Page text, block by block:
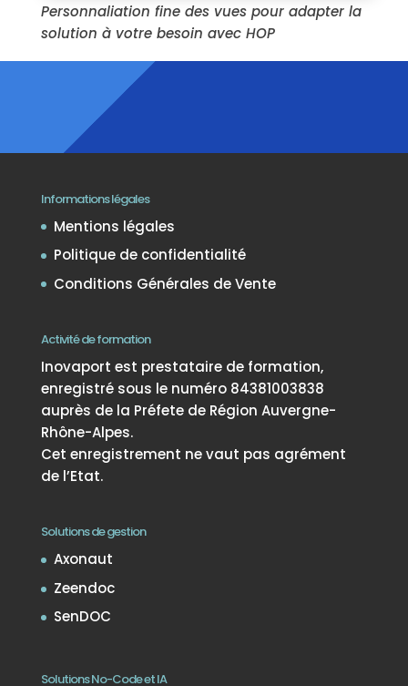
Personnaliation fine des vues pour adapter la
solution à votre besoin avec HOP
Informations légales
Mentions légales
Politique de confidentialité
Conditions Générales de Vente
Activité de formation
Inovaport est prestataire de formation,
enregistré sous le numéro 84381003838
auprès de la Préfete de Région Auvergne-
Rhône-Alpes.
Cet enregistrement ne vaut pas agrément
de l’Etat.
Solutions de gestion
Axonaut
Zeendoc
SenDOC
Solutions No-Code et IA